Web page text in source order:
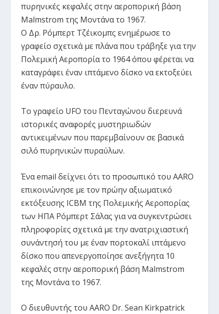
πυρηνικές κεφαλές στην αεροπορική βάση
Malmstrom της Μοντάνα το 1967.
Ο Δρ. Ρόμπερτ Τζέικομπς ενημέρωσε το
γραφείο σχετικά με πλάνα που τράβηξε για την
Πολεμική Αεροπορία το 1964 όπου φέρεται να
καταγράφει έναν ιπτάμενο δίσκο να εκτοξεύει
έναν πύραυλο.
Το γραφείο UFO του Πενταγώνου διερευνά
ιστορικές αναφορές μυστηριωδών
αντικειμένων που παρεμβαίνουν σε βασικά
σιλό πυρηνικών πυραύλων.
Ένα email δείχνει ότι το προσωπικό του AARO
επικοινώνησε με τον πρώην αξιωματικό
εκτόξευσης ICBM της Πολεμικής Αεροπορίας
των ΗΠΑ Ρόμπερτ Σάλας για να συγκεντρώσει
πληροφορίες σχετικά με την ανατριχιαστική
συνάντησή του με έναν πορτοκαλί ιπτάμενο
δίσκο που απενεργοποίησε ανεξήγητα 10
κεφαλές στην αεροπορική βάση Malmstrom
της Μοντάνα το 1967.
Ο διευθυντής του AARO Dr. Sean Kirkpatrick